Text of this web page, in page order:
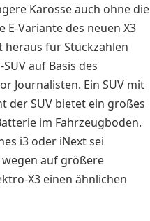
Karosse auch ohne die
Variante des neuen X3
heraus für Stückzahlen
auf Basis des
Journalisten. Ein SUV mit
der SUV bietet ein großes
im Fahrzeugboden.
i3 oder iNext sei
auf größere
X3 einen ähnlichen